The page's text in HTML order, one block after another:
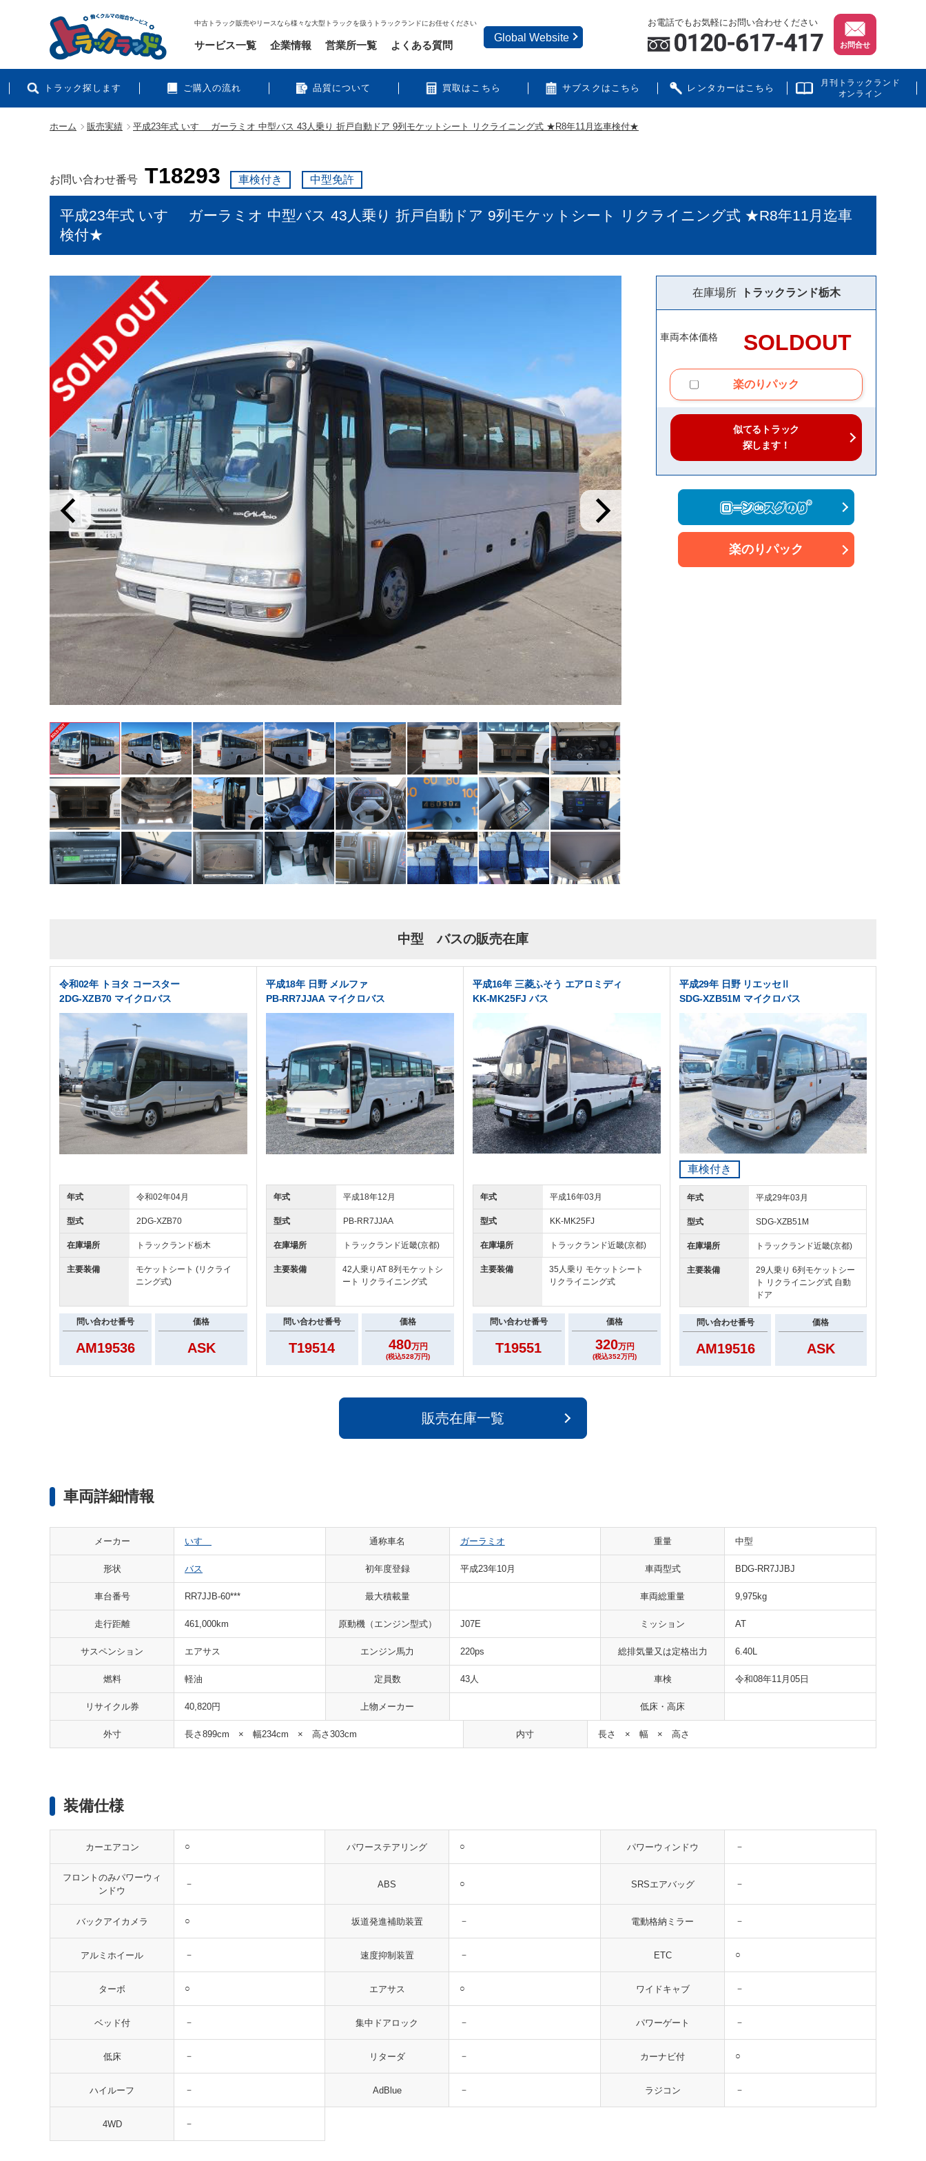
中古トラック販売やリースなら様々な大型トラックを扱うトラックランドにお任せください お電話でもお気軽にお問い合わせください
お問合せ
トラック探します ご購入の流れ 品質について 買取はこちら サブスクはこちら レンタカーはこちら
月刊トラックランド
オンライン
サービス一覧 企業情報 営業所一覧 よくある質問
Global Website
ホーム 販売実績 平成23年式 いすゞ ガーラミオ 中型バス 43人乗り 折戸自動ドア 9列モケットシート リクライニング式 ★R8年11月迄車検付★
お問い合わせ番号 T18293 車検付き 中型免許
平成23年式 いすゞ ガーラミオ 中型バス 43人乗り 折戸自動ドア 9列モケットシート リクライニング式 ★R8年11月迄車
検付★
在庫場所 トラックランド栃木
車両本体価格 SOLDOUT
楽のりパック
似てるトラック
探します！
楽のりパック
中型 バスの販売在庫
令和02年 トヨタ コースター
2DG-XZB70 マイクロバス
年式 令和02年04月
型式 2DG-XZB70
在庫場所 トラックランド栃木
主要装備
モケットシート (リクライ
ニング式)
問い合わせ番号
AM19536
価格
ASK
平成18年 日野 メルファ
PB-RR7JJAA マイクロバス
年式 平成18年12月
型式 PB-RR7JJAA
在庫場所 トラックランド近畿(京都)
主要装備
42人乗りAT 8列モケットシ
ート リクライニング式
問い合わせ番号
T19514
価格
480万円
(税込528万円)
平成16年 三菱ふそう エアロミディ
KK-MK25FJ バス
年式 平成16年03月
型式 KK-MK25FJ
在庫場所 トラックランド近畿(京都)
主要装備
35人乗り モケットシート
リクライニング式
問い合わせ番号
T19551
価格
320万円
(税込352万円)
平成29年 日野 リエッセⅡ
SDG-XZB51M マイクロバス
車検付き
年式 平成29年03月
型式 SDG-XZB51M
在庫場所 トラックランド近畿(京都)
主要装備
29人乗り 6列モケットシー
ト リクライニング式 自動
ドア
問い合わせ番号
AM19516
価格
ASK
販売在庫一覧
車両詳細情報
メーカー いすゞ 通称車名 ガーラミオ 重量 中型
形状 バス 初年度登録 平成23年10月 車両型式 BDG-RR7JJBJ
車台番号 RR7JJB-60*** 最大積載量 車両総重量 9,975kg
走行距離 461,000km 原動機（エンジン型式） J07E ミッション AT
サスペンション エアサス エンジン馬力 220ps 総排気量又は定格出力 6.40L
燃料 軽油 定員数 43人 車検 令和08年11月05日
リサイクル券 40,820円 上物メーカー 低床・高床
外寸 長さ899cm × 幅234cm × 高さ303cm 内寸 長さ × 幅 × 高さ
装備仕様
カーエアコン ○ パワーステアリング ○ パワーウィンドウ －
フロントのみパワーウィ
ンドウ
－ ABS ○ SRSエアバッグ －
バックアイカメラ ○ 坂道発進補助装置 － 電動格納ミラー －
アルミホイール － 速度抑制装置 － ETC ○
ターボ ○ エアサス ○ ワイドキャブ －
ベッド付 － 集中ドアロック － パワーゲート －
低床 － リターダ － カーナビ付 ○
ハイルーフ － AdBlue － ラジコン －
4WD －